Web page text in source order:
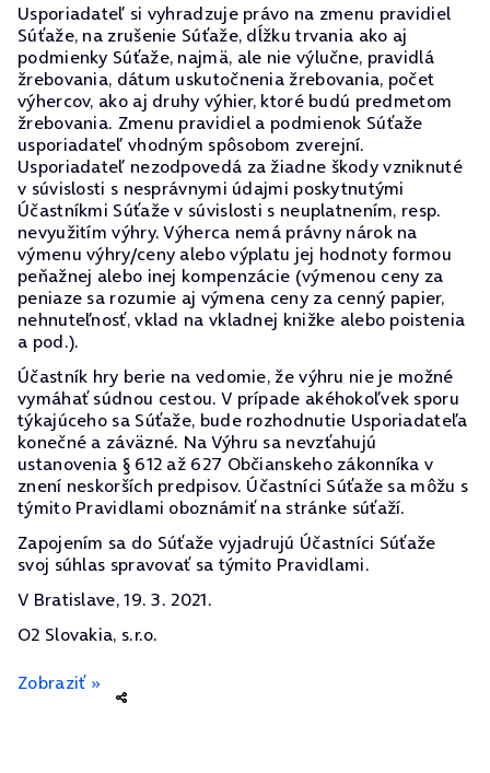
Usporiadateľ si vyhradzuje právo na zmenu pravidiel
Súťaže, na zrušenie Súťaže, dĺžku trvania ako aj
podmienky Súťaže, najmä, ale nie výlučne, pravidlá
žrebovania, dátum uskutočnenia žrebovania, počet
výhercov, ako aj druhy výhier, ktoré budú predmetom
žrebovania. Zmenu pravidiel a podmienok Súťaže
usporiadateľ vhodným spôsobom zverejní.
Usporiadateľ nezodpovedá za žiadne škody vzniknuté
v súvislosti s nesprávnymi údajmi poskytnutými
Účastníkmi Súťaže v súvislosti s neuplatnením, resp.
nevyužitím výhry. Výherca nemá právny nárok na
výmenu výhry/ceny alebo výplatu jej hodnoty formou
peňažnej alebo inej kompenzácie (výmenou ceny za
peniaze sa rozumie aj výmena ceny za cenný papier,
nehnuteľnosť, vklad na vkladnej knižke alebo poistenia
a pod.).
Účastník hry berie na vedomie, že výhru nie je možné
vymáhať súdnou cestou. V prípade akéhokoľvek sporu
týkajúceho sa Súťaže, bude rozhodnutie Usporiadateľa
konečné a záväzné. Na Výhru sa nevzťahujú
ustanovenia § 612 až 627 Občianskeho zákonníka v
znení neskorších predpisov. Účastníci Súťaže sa môžu s
týmito Pravidlami oboznámiť na stránke súťaží.
Zapojením sa do Súťaže vyjadrujú Účastníci Súťaže
svoj súhlas spravovať sa týmito Pravidlami.
V Bratislave, 19. 3. 2021.
O2 Slovakia, s.r.o.
Zobraziť »